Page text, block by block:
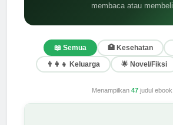
membaca atau membeli
📖 Semua 🏥 Kesehatan
👨‍👩‍👧 Keluarga
🌟 Novel/Fiksi
Menampilkan 47judul ebook